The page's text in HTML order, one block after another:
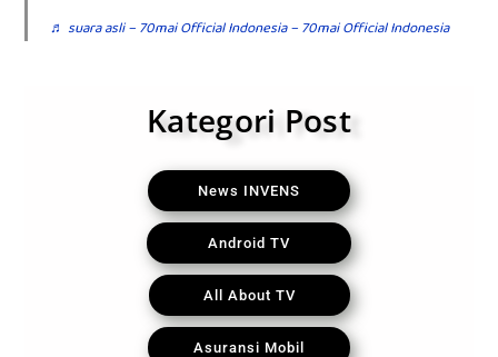
♬ suara asli – 70mai Official Indonesia – 70mai Official Indonesia
Kategori Post
News INVENS
Android TV
All About TV
Asuransi Mobil